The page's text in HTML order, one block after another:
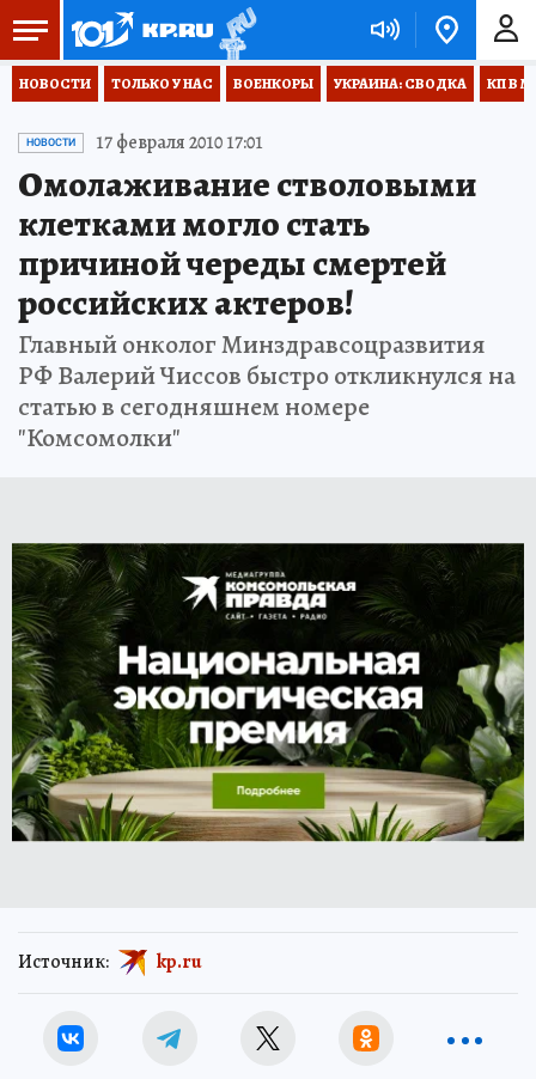
НОВОСТИ ТОЛЬКО У НАС ВОЕНКОРЫ УКРАИНА: СВОДКА КП В
НОВОСТИ 17 февраля 2010 17:01
Омолаживание стволовыми
клетками могло стать
причиной череды смертей
российских актеров!
Главный онколог Минздравсоцразвития
РФ Валерий Чиссов быстро откликнулся на
статью в сегодняшнем номере
"Комсомолки"
Источник: kp.ru